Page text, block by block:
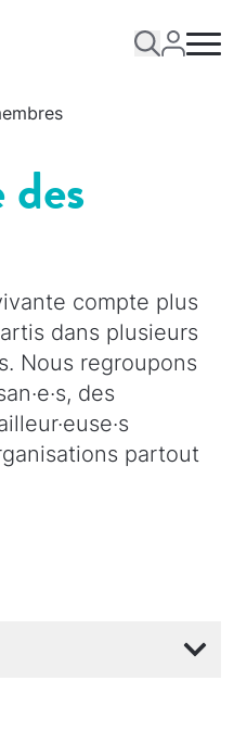
compte plus
dans plusieurs
Nous regroupons
des
partout